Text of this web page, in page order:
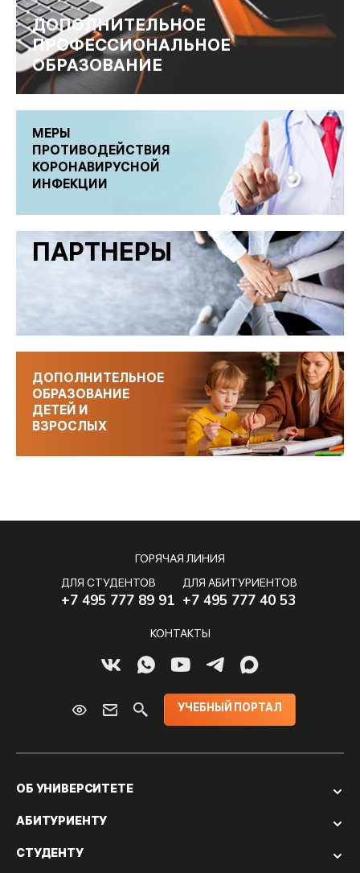
ДОПОЛНИТЕЛЬНОЕ
ПРОФЕССИОНАЛЬНОЕ
ОБРАЗОВАНИЕ
МЕРЫ
ПРОТИВОДЕЙСТВИЯ
КОРОНАВИРУСНОЙ
ИНФЕКЦИИ
ПАРТНЕРЫ
ДОПОЛНИТЕЛЬНОЕ
ОБРАЗОВАНИЕ
ДЕТЕЙ И
ВЗРОСЛЫХ
ГОРЯЧАЯ ЛИНИЯ
ДЛЯ СТУДЕНТОВ
+7 495 777 89 91
ДЛЯ АБИТУРИЕНТОВ
+7 495 777 40 53
КОНТАКТЫ
УЧЕБНЫЙ ПОРТАЛ
ОБ УНИВЕРСИТЕТЕ
АБИТУРИЕНТУ
СТУДЕНТУ